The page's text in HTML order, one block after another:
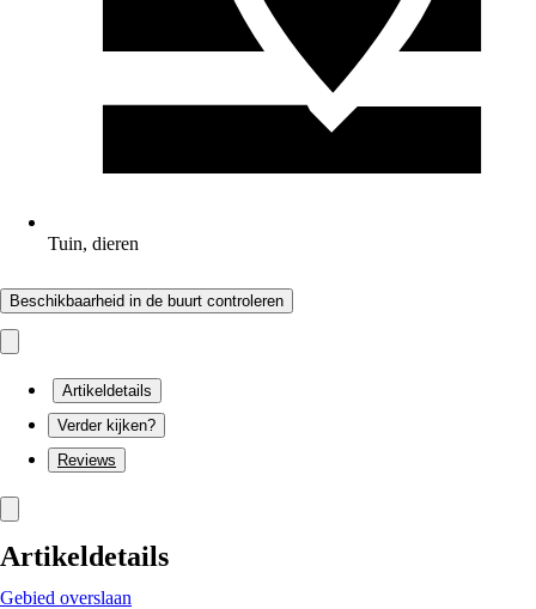
Tuin, dieren
Beschikbaarheid in de buurt controleren
Artikeldetails
Verder kijken?
Reviews
Artikeldetails
Gebied overslaan